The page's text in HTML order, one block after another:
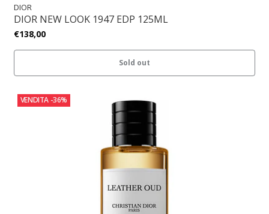
DIOR
DIOR NEW LOOK 1947 EDP 125ML
€138,00
Sold out
VENDITA -36%